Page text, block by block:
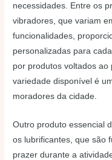
necessidades. Entre os
vibradores, que variam
funcionalidades,
personalizadas para
por produtos voltados ao
variedade disponível é
moradores da cidade.
Outro produto essencial
os lubrificantes, que são
prazer durante a